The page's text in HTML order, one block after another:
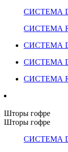
СИСТЕМА
СИСТЕМА
СИСТЕМА
СИСТЕМА
СИСТЕМА
Шторы гофре
Шторы гофре
СИСТЕМА